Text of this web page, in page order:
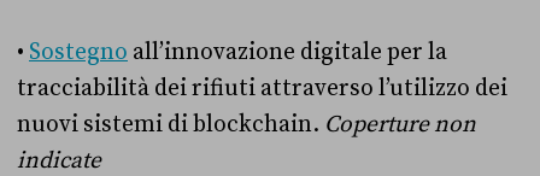
• Sostegno all’innovazione digitale per la
tracciabilità dei rifiuti attraverso l’utilizzo dei
nuovi sistemi di blockchain. Coperture non
indicate